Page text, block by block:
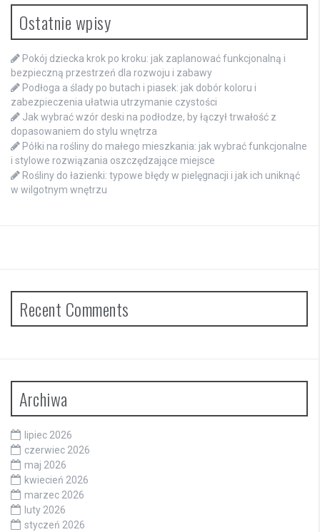
Ostatnie wpisy
Pokój dziecka krok po kroku: jak zaplanować funkcjonalną i
bezpieczną przestrzeń dla rozwoju i zabawy
Podłoga a ślady po butach i piasek: jak dobór koloru i
zabezpieczenia ułatwia utrzymanie czystości
Jak wybrać wzór deski na podłodze, by łączył trwałość z
dopasowaniem do stylu wnętrza
Półki na rośliny do małego mieszkania: jak wybrać funkcjonalne
i stylowe rozwiązania oszczędzające miejsce
Rośliny do łazienki: typowe błędy w pielęgnacji i jak ich uniknąć
w wilgotnym wnętrzu
Recent Comments
Archiwa
lipiec 2026
czerwiec 2026
maj 2026
kwiecień 2026
marzec 2026
luty 2026
styczeń 2026